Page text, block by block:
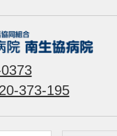
373-195